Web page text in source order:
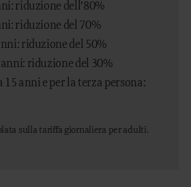
riduzione dell’80%
riduzione del 70%
riduzione del 50%
riduzione del 30%
15 anni e per la terza persona:
sulla tariffa giornaliera per adulti.